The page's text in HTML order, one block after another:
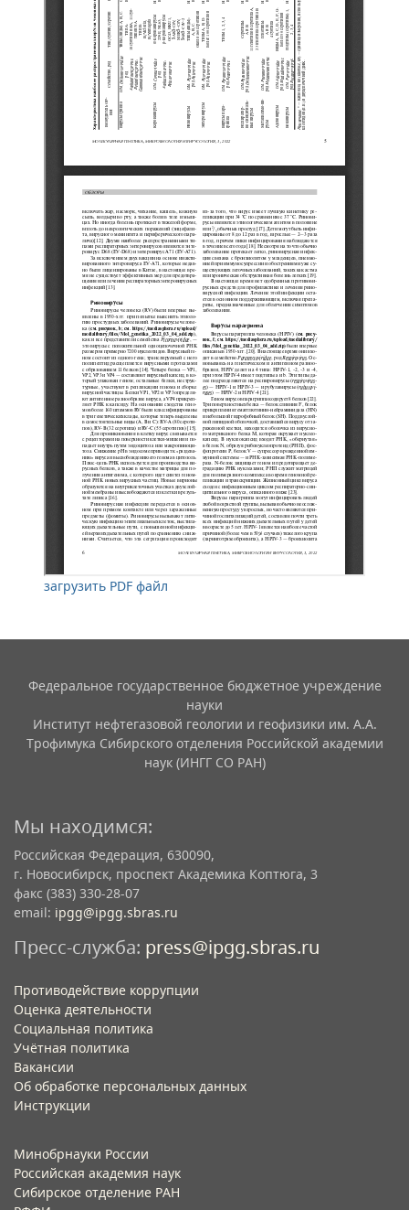
загрузить PDF файл
Федеральное государственное бюджетное учреждение
науки
Институт нефтегазовой геологии и геофизики им. А.А.
Трофимука Сибирского отделения Российской академии
наук (ИНГГ СО РАН)
Мы находимся:
Российская Федерация, 630090,
г. Новосибирск, проспект Академика Коптюга, 3
факс (383) 330-28-07
email: ipgg@ipgg.sbras.ru
Пресс-служба: press@ipgg.sbras.ru
Противодействие коррупции
Оценка деятельности
Социальная политика
Учётная политика​
Вакансии​
Об обработке персональных данных​
Инструкции​
Минобрнауки России
Российская академия наук
Сибирское отделение РАН